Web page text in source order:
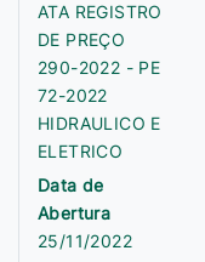
ATA REGISTRO
DE PREÇO
290-2022 - PE
72-2022
HIDRAULICO E
ELETRICO
Data de
Abertura
25/11/2022